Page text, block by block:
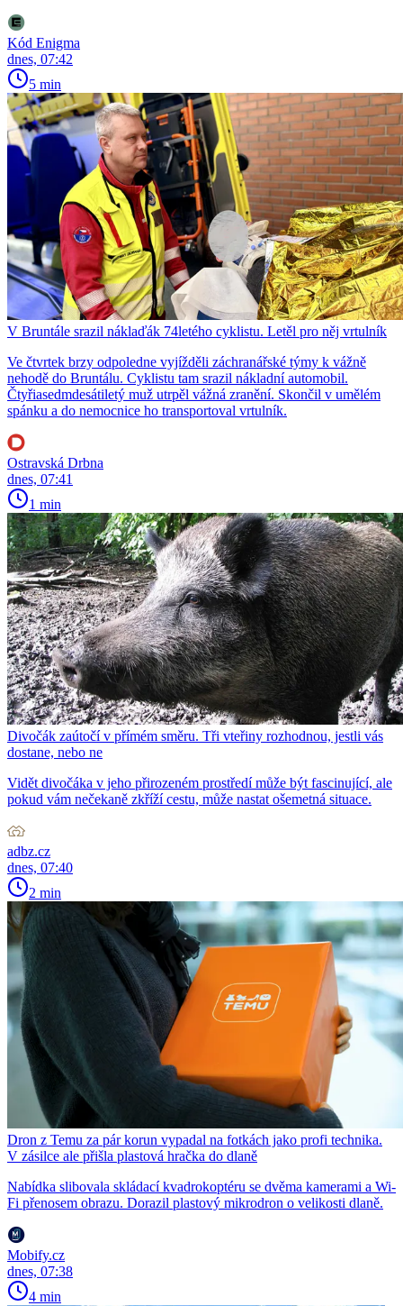
Kód Enigma
dnes, 07:42
5 min
V Bruntále srazil náklaďák 74letého cyklistu. Letěl pro něj vrtulník
Ve čtvrtek brzy odpoledne vyjížděli záchranářské týmy k vážně
nehodě do Bruntálu. Cyklistu tam srazil nákladní automobil.
Čtyřiasedmdesátiletý muž utrpěl vážná zranění. Skončil v umělém
spánku a do nemocnice ho transportoval vrtulník.
Ostravská Drbna
dnes, 07:41
1 min
Divočák zaútočí v přímém směru. Tři vteřiny rozhodnou, jestli vás
dostane, nebo ne
Vidět divočáka v jeho přirozeném prostředí může být fascinující, ale
pokud vám nečekaně zkříží cestu, může nastat ošemetná situace.
adbz.cz
dnes, 07:40
2 min
Dron z Temu za pár korun vypadal na fotkách jako profi technika.
V zásilce ale přišla plastová hračka do dlaně
Nabídka slibovala skládací kvadrokoptéru se dvěma kamerami a Wi-
Fi přenosem obrazu. Dorazil plastový mikrodron o velikosti dlaně.
Mobify.cz
dnes, 07:38
4 min